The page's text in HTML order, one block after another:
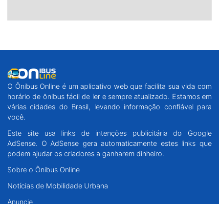
O Ônibus Online é um aplicativo web que facilita sua vida com
horário de ônibus fácil de ler e sempre atualizado. Estamos em
várias cidades do Brasil, levando informação confiável para
você.
Este site usa links de intenções publicitária do Google
AdSense. O AdSense gera automaticamente estes links que
podem ajudar os criadores a ganharem dinheiro.
Sobre o Ônibus Online
Notícias de Mobilidade Urbana
Anuncie